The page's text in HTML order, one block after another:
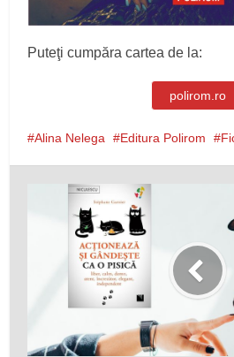
Puteţi cumpăra cartea de la:
polirom.ro
Alina Nelega Editura Polirom